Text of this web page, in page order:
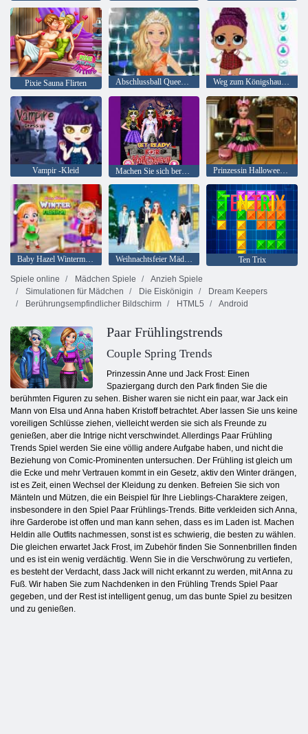
Pixie Sauna Flirten Abschlussball Queen Dress Up Weg zum Königshaus: Schlacht der Puppen
Vampir -Kleid Machen Sie sich bereit für Halloween Prinzessin Halloween Party
Baby Hazel Wintermode Weihnachtsfeier Mädchen
Ten Trix
Spiele online
Mädchen Spiele
Anzieh Spiele
Simulationen für Mädchen
Die Eiskönigin
Dream Keepers
Berührungsempfindlicher Bildschirm
HTML5 Android
Paar Frühlingstrends
Couple Spring Trends
Prinzessin Anne und Jack Frost: Einen
Spaziergang durch den Park finden Sie die
berühmten Figuren zu sehen. Bisher waren sie nicht ein paar, war Jack ein
Mann von Elsa und Anna haben Kristoff betrachtet. Aber lassen Sie uns keine
voreiligen Schlüsse ziehen, vielleicht werden sie sich als Freunde zu
genießen, aber die Intrige nicht verschwindet. Allerdings Paar Frühling
Trends Spiel werden Sie eine völlig andere Aufgabe haben, und nicht die
Beziehung von Comic-Prominenten untersuchen. Der Frühling ist gleich um
die Ecke und mehr Vertrauen kommt in ein Gesetz, aktiv den Winter drängen,
ist es Zeit, einen Wechsel der Kleidung zu denken. Befreien Sie sich von
Mänteln und Mützen, die ein Beispiel für Ihre Lieblings-Charaktere zeigen,
insbesondere in den Spiel Paar Frühlings-Trends. Bitte verkleiden sich Anna,
ihre Garderobe ist offen und man kann sehen, dass es im Laden ist. Machen
Heldin alle Outfits nachmessen, sonst ist es schwierig, die besten zu wählen.
Die gleichen erwartet Jack Frost, im Zubehör finden Sie Sonnenbrillen finden
und es ist ein wenig verdächtig. Wenn Sie in die Verschwörung zu vertiefen,
es besteht der Verdacht, dass Jack will nicht erkannt zu werden, mit Anna zu
Fuß. Wir haben Sie zum Nachdenken in den Frühling Trends Spiel Paar
gegeben, und der Rest ist intelligent genug, um das bunte Spiel zu besitzen
und zu genießen.